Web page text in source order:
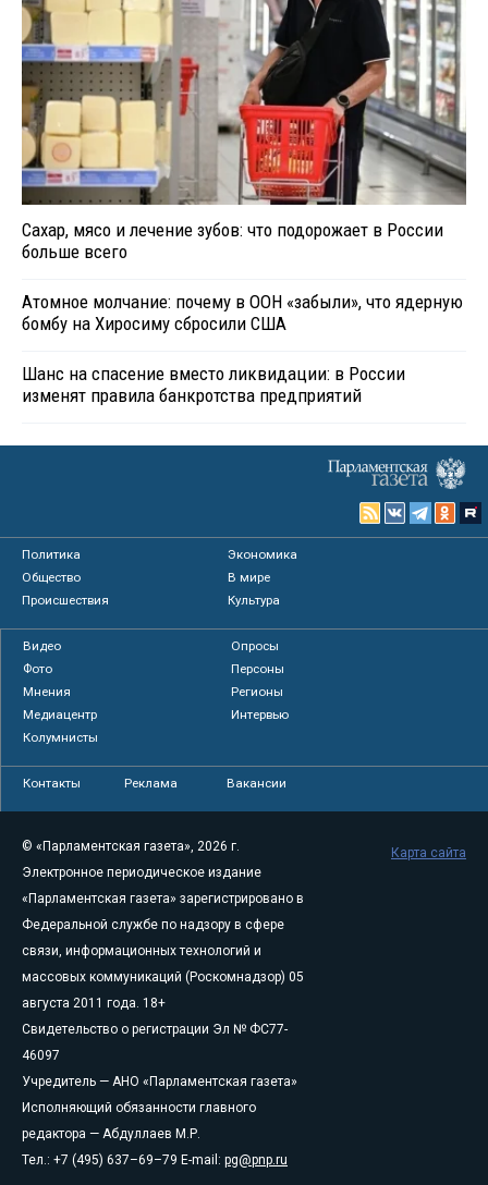
Сахар, мясо и лечение зубов: что подорожает в России
больше всего
Атомное молчание: почему в ООН «забыли», что ядерную
бомбу на Хиросиму сбросили США
Шанс на спасение вместо ликвидации: в России
изменят правила банкротства предприятий
Политика
Экономика
Общество
В мире
Происшествия
Культура
Видео
Опросы
Фото
Персоны
Мнения
Регионы
Медиацентр
Интервью
Колумнисты
Контакты Реклама Вакансии
© «Парламентская газета», 2026 г.
Электронное периодическое издание
«Парламентская газета» зарегистрировано в
Федеральной службе по надзору в сфере
связи, информационных технологий и
массовых коммуникаций (Роскомнадзор) 05
августа 2011 года. 18+
Свидетельство о регистрации Эл № ФС77-
46097
Учредитель — АНО «Парламентская газета»
Исполняющий обязанности главного
редактора — Абдуллаев М.Р.
Тел.: +7 (495) 637–69–79 E-mail: pg@pnp.ru
Карта сайта